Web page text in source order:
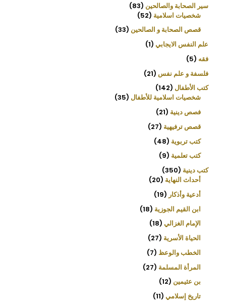
سير الصحابة والصالحين 83
شخصيات اسلامية 52
قصص الصحابة و الصالحين 33
علم النفس الايجابي 1
فقه 5
فلسفة و علم نفس 21
كتب الأطفال 142
شخصيات اسلامية للأطفال 35
فصص دينية 21
قصص ترفيهية 27
كتب تربوية 48
كتب تعلمية 9
كتب دينية 350
أحداث النهاية 20
أدعية وأذكار
19
ابن القيم الجوزية 18
الإمام الغزالي 18
الحياة الأسرية 27
الخطب والوعظ 7
المرأة المسلمة 27
بن عثيمين 12
تاريخ إسلامي 11